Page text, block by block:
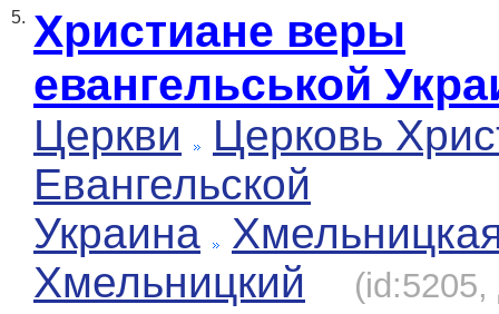
5. Христиане веры
евангельськой
Церкви
Церковь
Евангельской
Украина
Хмельницкий